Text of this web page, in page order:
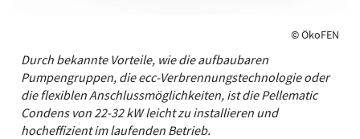
© ÖkoFEN
Durch bekannte Vorteile, wie die aufbaubaren
Pumpengruppen, die ecc-Verbrennungstechnologie oder
die flexiblen Anschlussmöglichkeiten, ist die Pellematic
Condens von 22-32 kW leicht zu installieren und
hocheffizient im laufenden Betrieb.